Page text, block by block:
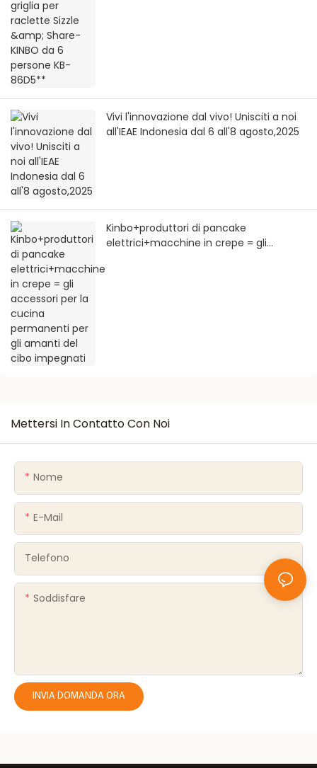
Vivi l'innovazione dal vivo! Unisciti a noi
all'IEAE Indonesia dal 6 all'8 agosto,2025
Kinbo+produttori di pancake
elettrici+macchine in crepe = gli
Mettersi In Contatto Con Noi
Nome
E-Mail
Telefono
Soddisfare
INVIA DOMANDA ORA